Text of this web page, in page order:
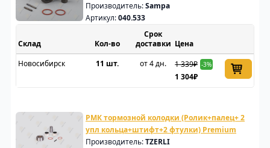
Производитель:Sampa
Артикул:040.533
Склад
Срок
доставки Цена
Новосибирск
11 шт. от 4 дн. 1 339₽ -3%
1 304₽
РМК тормозной колодки (Ролик+палец+ 2
упл кольца+штифт+2 фтулки) Premium
Производитель:TZERLI